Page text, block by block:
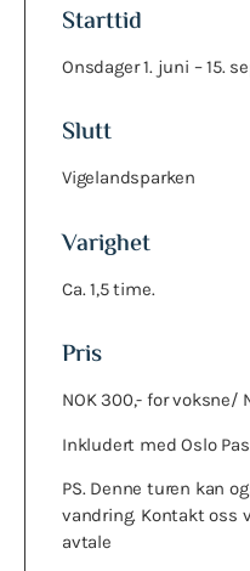
Starttid
Onsdager 1. juni – 15.
Slutt
Vigelandsparken
Varighet
Ca. 1,5 time.
Pris
NOK 300,- for voksne/
Inkludert med Oslo
PS. Denne turen kan
vandring. Kontakt oss
avtale